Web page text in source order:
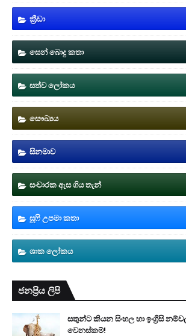
ක්‍රීඩා
සෙන් බොදු කතා
සත්ව ලෝකය
සෞඛ්‍යය
සිනමාව
සංචාරක ඇස ගිය තැන්
සූෆි උපමා කතා
ශාක ලෝකය
ජනප්‍රිය ලිපි
සතුන්ට කියන සිංහල හා ඉංග්‍රීසි
වෙනස්කම්!